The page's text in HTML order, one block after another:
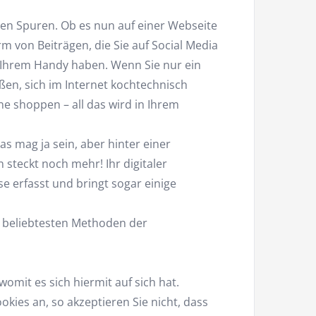
Spuren. Ob es nun auf einer Webseite
von Beiträgen, die Sie auf Social Media
Handy haben. Wenn Sie nur ein
sich im Internet kochtechnisch
shoppen – all das wird in Ihrem
mag ja sein, aber hinter einer
steckt noch mehr! Ihr digitaler
erfasst und bringt sogar einige
Methoden der
es sich hiermit auf sich hat.
an, so akzeptieren Sie nicht, dass